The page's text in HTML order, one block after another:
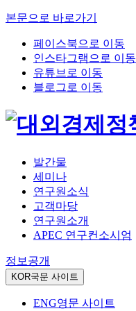
본문으로 바로가기
페이스북으로 이동
인스타그램으로 이동
유튜브로 이동
블로그로 이동
발간물
세미나
연구원소식
고객마당
연구원소개
APEC 연구컨소시엄
정보공개
KOR국문 사이트
ENG영문 사이트